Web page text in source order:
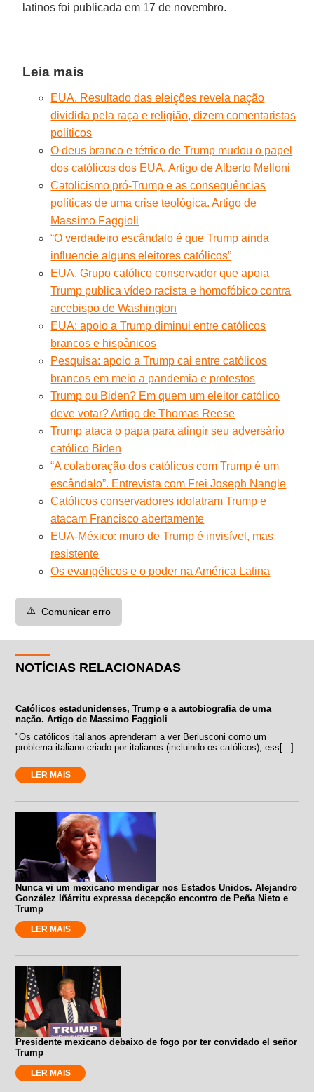
latinos foi publicada em 17 de novembro.
Leia mais
EUA. Resultado das eleições revela nação
dividida pela raça e religião, dizem comentaristas
políticos
O deus branco e tétrico de Trump mudou o papel
dos católicos dos EUA. Artigo de Alberto Melloni
Catolicismo pró-Trump e as consequências
políticas de uma crise teológica. Artigo de
Massimo Faggioli
“O verdadeiro escândalo é que Trump ainda
influencie alguns eleitores católicos”
EUA. Grupo católico conservador que apoia
Trump publica vídeo racista e homofóbico contra
arcebispo de Washington
EUA: apoio a Trump diminui entre católicos
brancos e hispânicos
Pesquisa: apoio a Trump cai entre católicos
brancos em meio a pandemia e protestos
Trump ou Biden? Em quem um eleitor católico
deve votar? Artigo de Thomas Reese
Trump ataca o papa para atingir seu adversário
católico Biden
“A colaboração dos católicos com Trump é um
escândalo”. Entrevista com Frei Joseph Nangle
Católicos conservadores idolatram Trump e
atacam Francisco abertamente
EUA-México: muro de Trump é invisível, mas
resistente
Os evangélicos e o poder na América Latina
⚠️ Comunicar erro
NOTÍCIAS RELACIONADAS
Católicos estadunidenses, Trump e a autobiografia de uma
nação. Artigo de Massimo Faggioli
"Os católicos italianos aprenderam a ver Berlusconi como um
problema italiano criado por italianos (incluindo os católicos); ess[...]
LER MAIS
Nunca vi um mexicano mendigar nos Estados Unidos. Alejandro
González Iñárritu expressa decepção encontro de Peña Nieto e
Trump
LER MAIS
Presidente mexicano debaixo de fogo por ter convidado el señor
Trump
LER MAIS